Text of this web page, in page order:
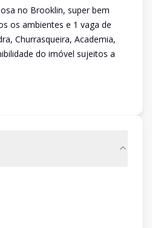
no Brooklin, super bem
os ambientes e 1 vaga de
Churrasqueira, Academia,
do imóvel sujeitos a